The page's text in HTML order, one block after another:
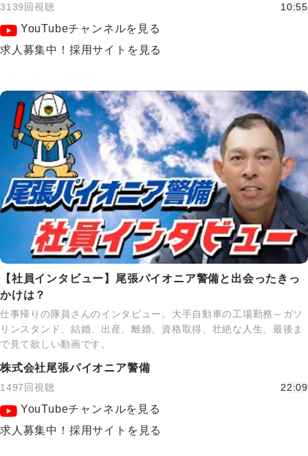
3139回視聴 10:55
YouTubeチャンネルを見る
求人募集中！採用サイトを見る
【社員インタビュー】尾張パイオニア警備と出会ったきっ
かけは？
仕事帰りの隊員さんのインタビュー。大手自動車の工場勤務～ガソ
リンスタンド、結婚、出産、離婚、資格取得、壮絶な人生、最後ま
で見て欲しい動画です。
株式会社尾張パイオニア警備
1497回視聴 22:09
YouTubeチャンネルを見る
求人募集中！採用サイトを見る